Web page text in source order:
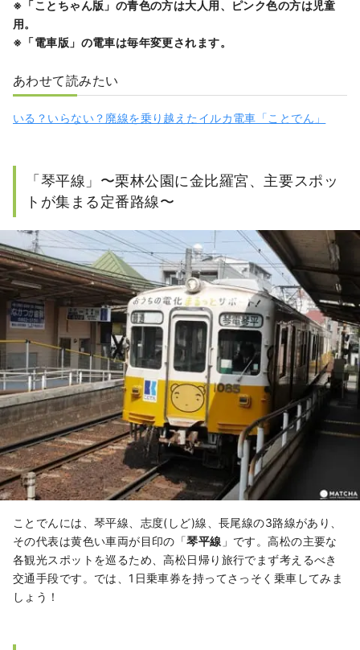
※「ことちゃん版」の青色の方は大人用、ピンク色の方は児童
用。
※「電車版」の電車は毎年変更されます。
あわせて読みたい
いる？いらない？廃線を乗り越えたイルカ電車「ことでん」
「琴平線」〜栗林公園に金比羅宮、主要スポッ
トが集まる定番路線〜
ことでんには、琴平線、志度(しど)線、長尾線の3路線があり、
その代表は黄色い車両が目印の「琴平線 」です。高松の主要な
各観光スポットを巡るため、高松日帰り旅行でまず考えるべき
交通手段です。では、1日乗車券を持ってさっそく乗車してみま
しょう！